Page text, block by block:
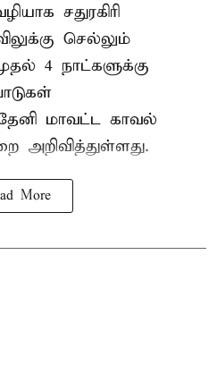
சதுரகிரி
செல்லும்
4 நாட்களுக்கு
மாவட்ட காவல்
அறிவித்துள்ளது.
More